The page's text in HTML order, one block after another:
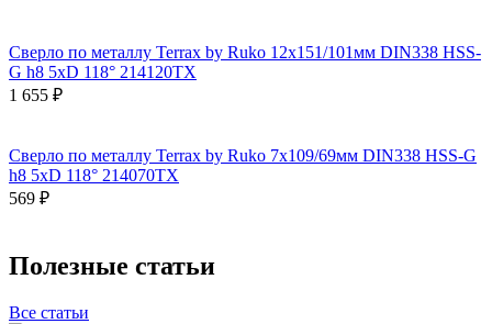
Сверло по металлу Terrax by Ruko 12x151/101мм DIN338 HSS-
G h8 5xD 118° 214120TX
1 655 ₽
Сверло по металлу Terrax by Ruko 7x109/69мм DIN338 HSS-G
h8 5xD 118° 214070TX
569 ₽
Полезные статьи
Все статьи